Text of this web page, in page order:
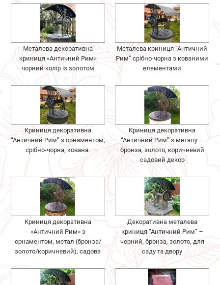
Металева декоративна
криниця «Античний Рим»
чорний колір із золотом
Металева криниця “Античний
Рим” срібно-чорна з кованими
елементами
Криниця декоративна
“Античний Рим” з орнаментом,
срібно-чорна, кована.
Криниця декоративна
“Античний Рим” з металу —
бронза, золото, коричневий
садовий декор
Криниця декоративна
«Античний Рим» з
орнаментом, метал (бронза/
золото/коричневий), садова
Декоративна металева
криниця “Античний Рим” –
чорний, бронза, золото, для
саду та двору